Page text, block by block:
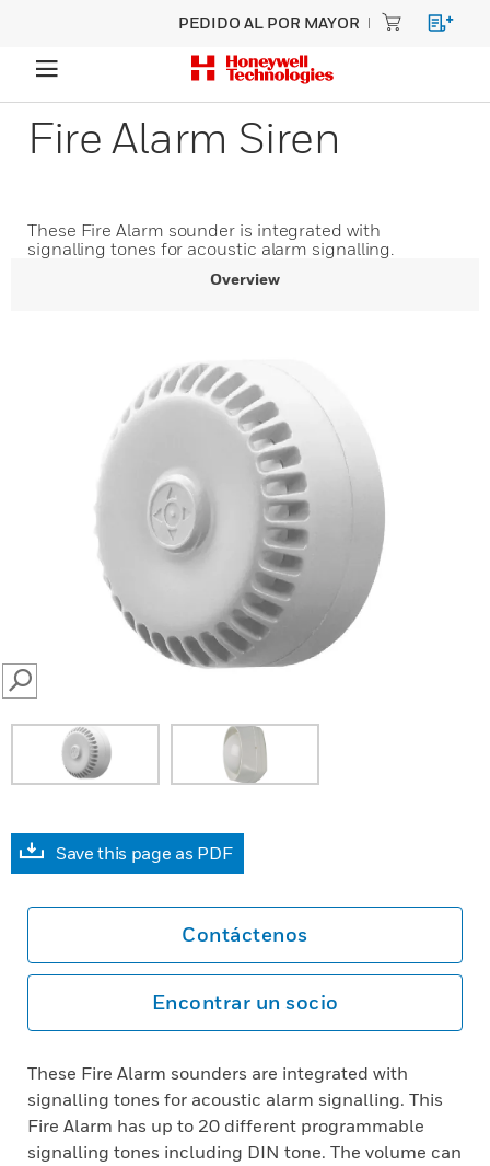
PEDIDO AL POR MAYOR
Fire Alarm Siren
These Fire Alarm sounder is integrated with
signalling tones for acoustic alarm signalling.
Overview
SEARCH
Save this page as PDF
Contáctenos
Encontrar un socio
These Fire Alarm sounders are integrated with
signalling tones for acoustic alarm signalling. This
Fire Alarm has up to 20 different programmable
signalling tones including DIN tone. The volume can